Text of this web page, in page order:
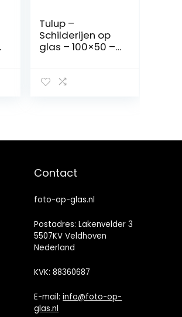
Tulup –
Schilderijen op
glas – 100×50 –
Wanddecor –
Beeld Gedrukt –
Poster – Foto –
Bezienswaardig
architectuur –
Manhattan New
York – Oranje
Contact
foto-op-glas.nl
Postadres: Lakenvelder 3
5507KV Veldhoven
Nederland
KVK: 88360687
E-mail:info@foto-op-
glas.nl